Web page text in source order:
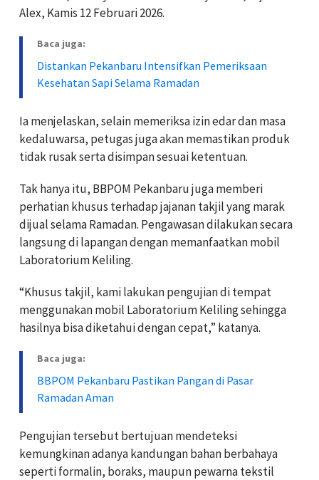
Alex, Kamis 12 Februari 2026.
Baca juga:
Distankan Pekanbaru Intensifkan Pemeriksaan
Kesehatan Sapi Selama Ramadan
Ia menjelaskan, selain memeriksa izin edar dan masa
kedaluwarsa, petugas juga akan memastikan produk
tidak rusak serta disimpan sesuai ketentuan.
Tak hanya itu, BBPOM Pekanbaru juga memberi
perhatian khusus terhadap jajanan takjil yang marak
dijual selama Ramadan. Pengawasan dilakukan secara
langsung di lapangan dengan memanfaatkan mobil
Laboratorium Keliling.
“Khusus takjil, kami lakukan pengujian di tempat
menggunakan mobil Laboratorium Keliling sehingga
hasilnya bisa diketahui dengan cepat,” katanya.
Baca juga:
BBPOM Pekanbaru Pastikan Pangan di Pasar
Ramadan Aman
Pengujian tersebut bertujuan mendeteksi
kemungkinan adanya kandungan bahan berbahaya
seperti formalin, boraks, maupun pewarna tekstil